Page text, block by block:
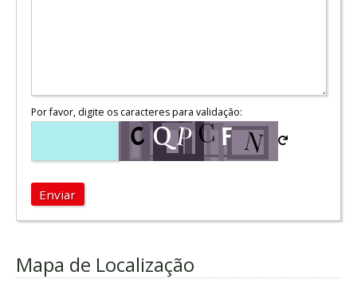
Por favor, digite os caracteres para validação:
Enviar
Mapa de Localização